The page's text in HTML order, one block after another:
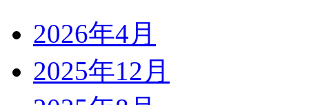
2026年4月
2025年12月